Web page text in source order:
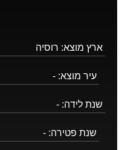
ארץ מוצא: רוסיה
עיר מוצא: -
שנת לידה: -
שנת פטירה: -